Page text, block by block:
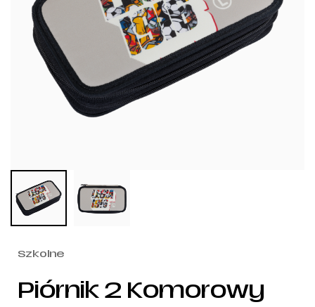
Szkolne
Piórnik 2 Komorowy